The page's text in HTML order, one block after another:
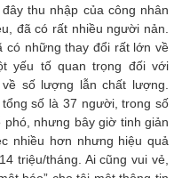
thu nhập của công nhân
đã có rất nhiều người nản.
có những thay đổi rất lớn về
yếu tố quan trọng đối với
số lượng lẫn chất lượng.
số là 37 người, trong số
nhưng bây giờ tinh giản
nhiều hơn nhưng hiệu quả
triệu/tháng. Ai cũng vui vẻ,